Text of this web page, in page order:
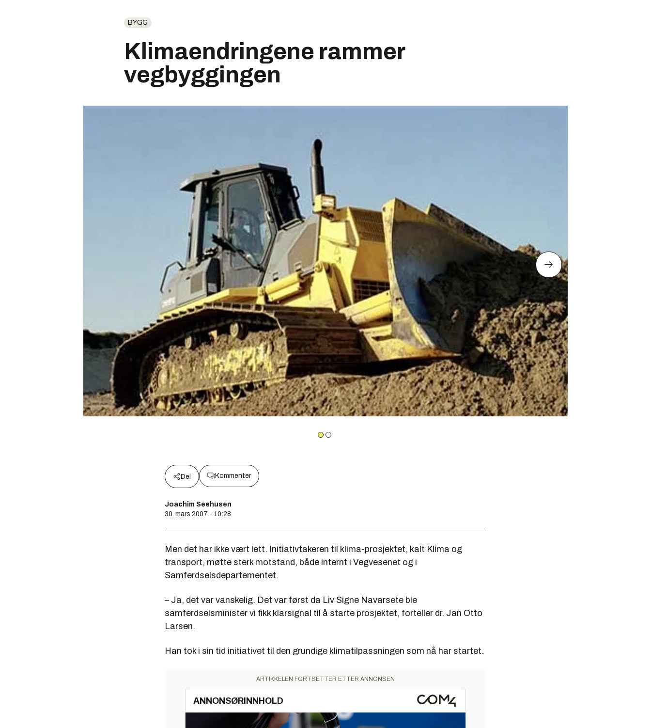
BYGG
Klimaendringene rammer
vegbyggingen
Del Kommenter
Joachim Seehusen
30. mars 2007 - 10:28
Men det har ikke vært lett. Initiativtakeren til klima-prosjektet, kalt Klima og
transport, møtte sterk motstand, både internt i Vegvesenet og i
Samferdselsdepartementet.
– Ja, det var vanskelig. Det var først da Liv Signe Navarsete ble
samferdselsminister vi fikk klarsignal til å starte prosjektet, forteller dr. Jan Otto
Larsen.
Han tok i sin tid initiativet til den grundige klimatilpassningen som nå har startet.
ARTIKKELEN FORTSETTER ETTER ANNONSEN
ANNONSØRINNHOLD